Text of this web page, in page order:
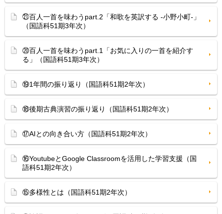
㉑百人一首を味わうpart.2「和歌を英訳する -小野小町-」
（国語科51期3年次）
⑳百人一首を味わうpart.1「お気に入りの一首を紹介す
る」（国語科51期3年次）
⑲1年間の振り返り（国語科51期2年次）
⑱後期古典演習の振り返り（国語科51期2年次）
⑰AIとの向き合い方（国語科51期2年次）
⑯YoutubeとGoogle Classroomを活用した学習支援（国
語科51期2年次）
⑮多様性とは（国語科51期2年次）